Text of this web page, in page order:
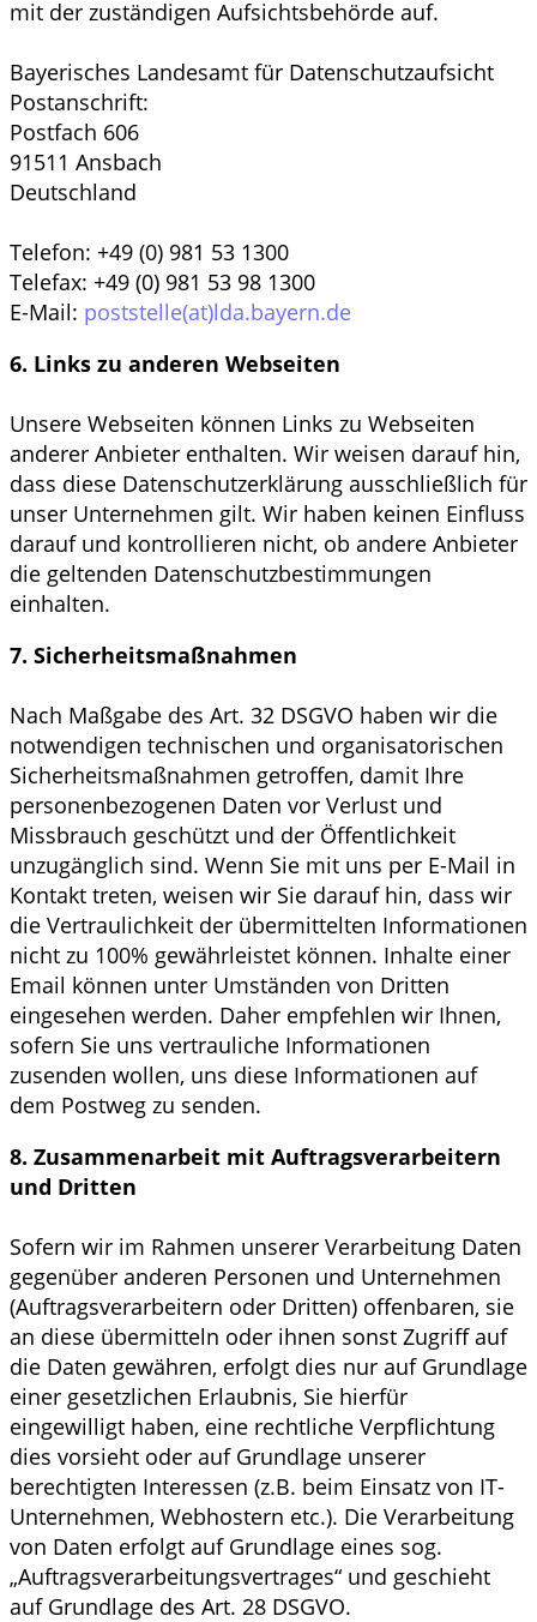
mit der zuständigen Aufsichtsbehörde auf.
Bayerisches Landesamt für Datenschutzaufsicht
Postanschrift:
Postfach 606
91511 Ansbach
Deutschland
Telefon: +49 (0) 981 53 1300
Telefax: +49 (0) 981 53 98 1300
E-Mail: poststelle(at)lda.bayern.de
6. Links zu anderen Webseiten
Unsere Webseiten können Links zu Webseiten
anderer Anbieter enthalten. Wir weisen darauf hin,
dass diese Datenschutzerklärung ausschließlich für
unser Unternehmen gilt. Wir haben keinen Einfluss
darauf und kontrollieren nicht, ob andere Anbieter
die geltenden Datenschutzbestimmungen
einhalten.
7. Sicherheitsmaßnahmen
Nach Maßgabe des Art. 32 DSGVO haben wir die
notwendigen technischen und organisatorischen
Sicherheitsmaßnahmen getroffen, damit Ihre
personenbezogenen Daten vor Verlust und
Missbrauch geschützt und der Öffentlichkeit
unzugänglich sind. Wenn Sie mit uns per E-Mail in
Kontakt treten, weisen wir Sie darauf hin, dass wir
die Vertraulichkeit der übermittelten Informationen
nicht zu 100% gewährleistet können. Inhalte einer
Email können unter Umständen von Dritten
eingesehen werden. Daher empfehlen wir Ihnen,
sofern Sie uns vertrauliche Informationen
zusenden wollen, uns diese Informationen auf
dem Postweg zu senden.
8. Zusammenarbeit mit Auftragsverarbeitern
und Dritten
Sofern wir im Rahmen unserer Verarbeitung Daten
gegenüber anderen Personen und Unternehmen
(Auftragsverarbeitern oder Dritten) offenbaren, sie
an diese übermitteln oder ihnen sonst Zugriff auf
die Daten gewähren, erfolgt dies nur auf Grundlage
einer gesetzlichen Erlaubnis, Sie hierfür
eingewilligt haben, eine rechtliche Verpflichtung
dies vorsieht oder auf Grundlage unserer
berechtigten Interessen (z.B. beim Einsatz von IT-
Unternehmen, Webhostern etc.). Die Verarbeitung
von Daten erfolgt auf Grundlage eines sog.
„Auftragsverarbeitungsvertrages“ und geschieht
auf Grundlage des Art. 28 DSGVO.